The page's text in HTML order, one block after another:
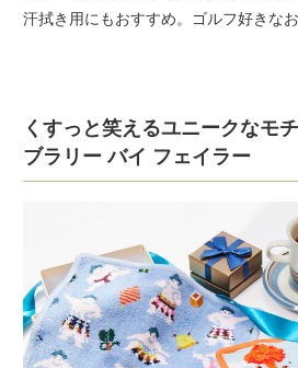
汗拭き用にもおすすめ。ゴルフ好きな
くすっと笑えるユニークなモ
ブラリー バイ フェイラー